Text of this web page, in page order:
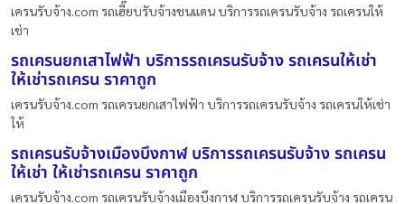
เครนรับจ้าง.com รถเฮี๊ยบรับจ้างชนแดน บริการรถเครนรับจ้าง รถเครนให้
เช่า
รถเครนยกเสาไฟฟ้า บริการรถเครนรับจ้าง รถเครนให้เช่า
ให้เช่ารถเครน ราคาถูก
เครนรับจ้าง.com รถเครนยกเสาไฟฟ้า บริการรถเครนรับจ้าง รถเครนให้เช่า
ให้
รถเครนรับจ้างเมืองบึงกาฬ บริการรถเครนรับจ้าง รถเครน
ให้เช่า ให้เช่ารถเครน ราคาถูก
เครนรับจ้าง.com รถเครนรับจ้างเมืองบึงกาฬ บริการรถเครนรับจ้าง รถเครน